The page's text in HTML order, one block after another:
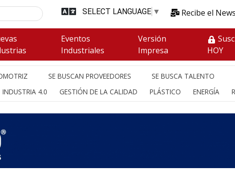
SELECT LANGUAGE ▼ Recibe el
Eventos
Industriales
Versión
Impresa
HOY
SE BUSCAN PROVEEDORES
SE BUSCA TALENTO
INDUSTRIA 4.0 GESTIÓN DE LA CALIDAD PLÁSTICO ENERGÍA